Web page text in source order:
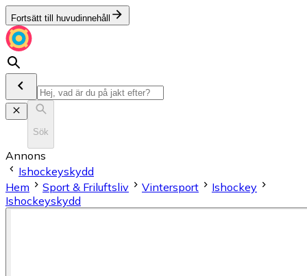
Fortsätt till huvudinnehåll
Sök
Annons
Ishockeyskydd
Hem
Sport & Friluftsliv Vintersport
Ishockey
Ishockeyskydd